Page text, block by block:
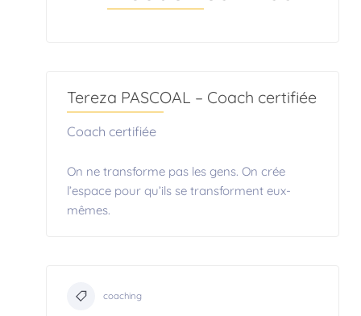
Tereza PASCOAL – Coach certifiée
Coach certifiée
On ne transforme pas les gens. On crée
l’espace pour qu’ils se transforment eux-
mêmes.
coaching